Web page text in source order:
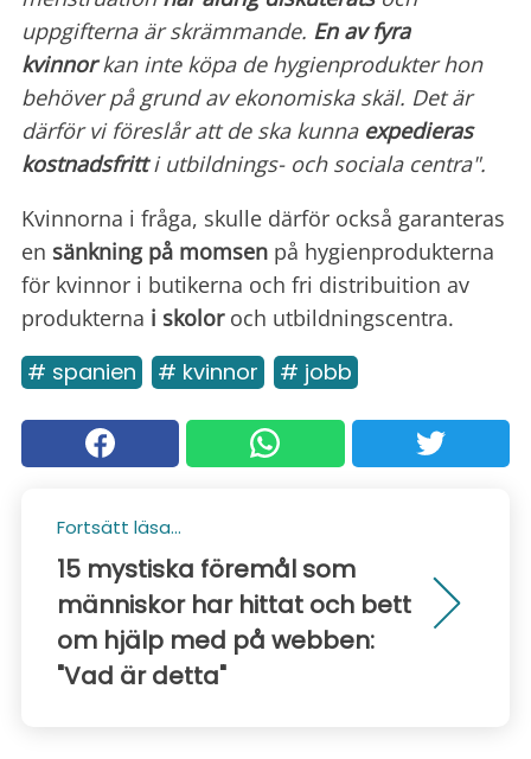
uppgifterna är skrämmande. En av fyra
kvinnorkan inte köpa de hygienprodukter hon
behöver på grund av ekonomiska skäl. Det är
därför vi föreslår att de ska kunna expedieras
kostnadsfritti utbildnings- och sociala centra".
Kvinnorna i fråga, skulle därför också garanteras
en sänkning på momsen på hygienprodukterna
för kvinnor i butikerna och fri distribuition av
produkterna i skoloroch utbildningscentra.
# spanien # kvinnor # jobb
Fortsätt läsa...
15 mystiska föremål som
människor har hittat och bett
om hjälp med på webben:
"Vad är detta"